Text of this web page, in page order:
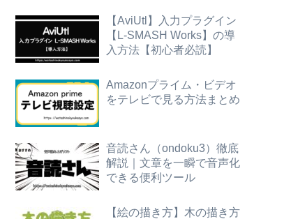
【AviUtl】入力プラグイン
【L-SMASH Works】の導
入方法【初心者必読】
Amazonプライム・ビデオ
をテレビで見る方法まとめ
音読さん（ondoku3）徹底
解説｜文章を一瞬で音声化
できる便利ツール
【絵の描き方】木の描き方